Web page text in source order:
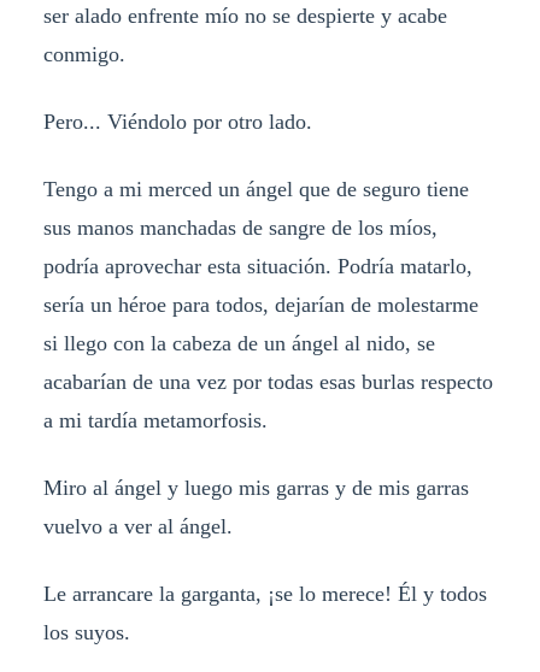
ser alado enfrente mío no se despierte y acabe
conmigo.
Pero... Viéndolo por otro lado.
Tengo a mi merced un ángel que de seguro tiene
sus manos manchadas de sangre de los míos,
podría aprovechar esta situación. Podría matarlo,
sería un héroe para todos, dejarían de molestarme
si llego con la cabeza de un ángel al nido, se
acabarían de una vez por todas esas burlas respecto
a mi tardía metamorfosis.
Miro al ángel y luego mis garras y de mis garras
vuelvo a ver al ángel.
Le arrancare la garganta, ¡se lo merece! Él y todos
los suyos.